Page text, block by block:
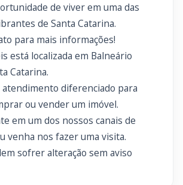
de viver em uma das
de Santa Catarina.
para mais informações!
está localizada em Balneário
Catarina.
atendimento diferenciado para
ou vender um imóvel.
em um dos nossos canais de
venha nos fazer uma visita.
sofrer alteração sem aviso